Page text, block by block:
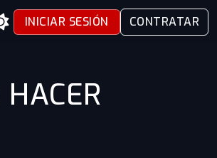
INICIAR SESIÓN CONTRATAR